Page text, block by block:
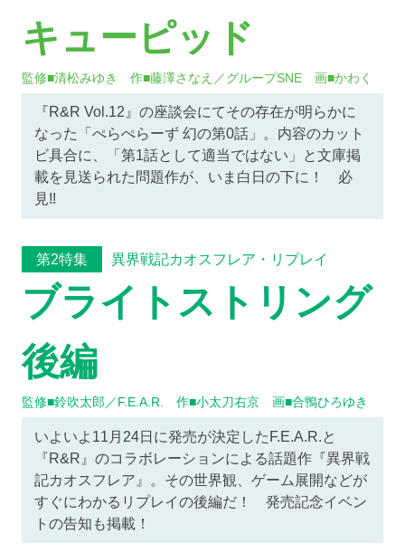
キューピッド
監修■清松みゆき 作■藤澤さなえ／グループSNE 画■かわく
『R&R Vol.12』の座談会にてその存在が明らかに
なった「ぺらぺらーず 幻の第0話」。内容のカット
ビ具合に、「第1話として適当ではない」と文庫掲
載を見送られた問題作が、いま白日の下に！ 必
見!!
第2特集 異界戦記カオスフレア・リプレイ
ブライトストリング
後編
監修■鈴吹太郎／F.E.A.R. 作■小太刀右京 画■合鴨ひろゆき
いよいよ11月24日に発売が決定したF.E.A.R.と
『R&R』のコラボレーションによる話題作『異界戦
記カオスフレア』。その世界観、ゲーム展開などが
すぐにわかるリプレイの後編だ！ 発売記念イベン
トの告知も掲載！